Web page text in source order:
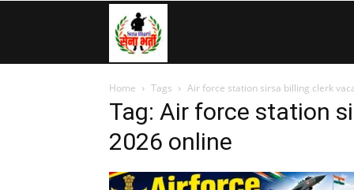
»
Home Tags Air force station sirsa billing clerk
Tag: Air force station
2026 online